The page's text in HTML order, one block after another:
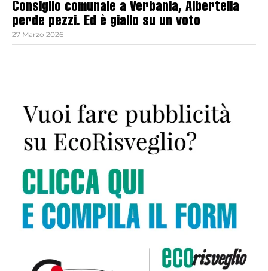
Consiglio comunale a Verbania, Albertella
perde pezzi. Ed è giallo su un voto
27 Marzo 2026